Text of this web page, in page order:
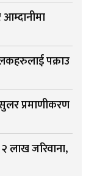
पक्राउ
प्रमाणीकरण
लाख जरिवाना,